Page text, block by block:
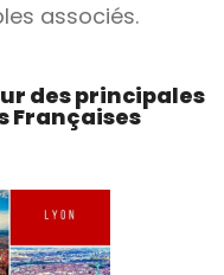
associés.
des principales
Françaises